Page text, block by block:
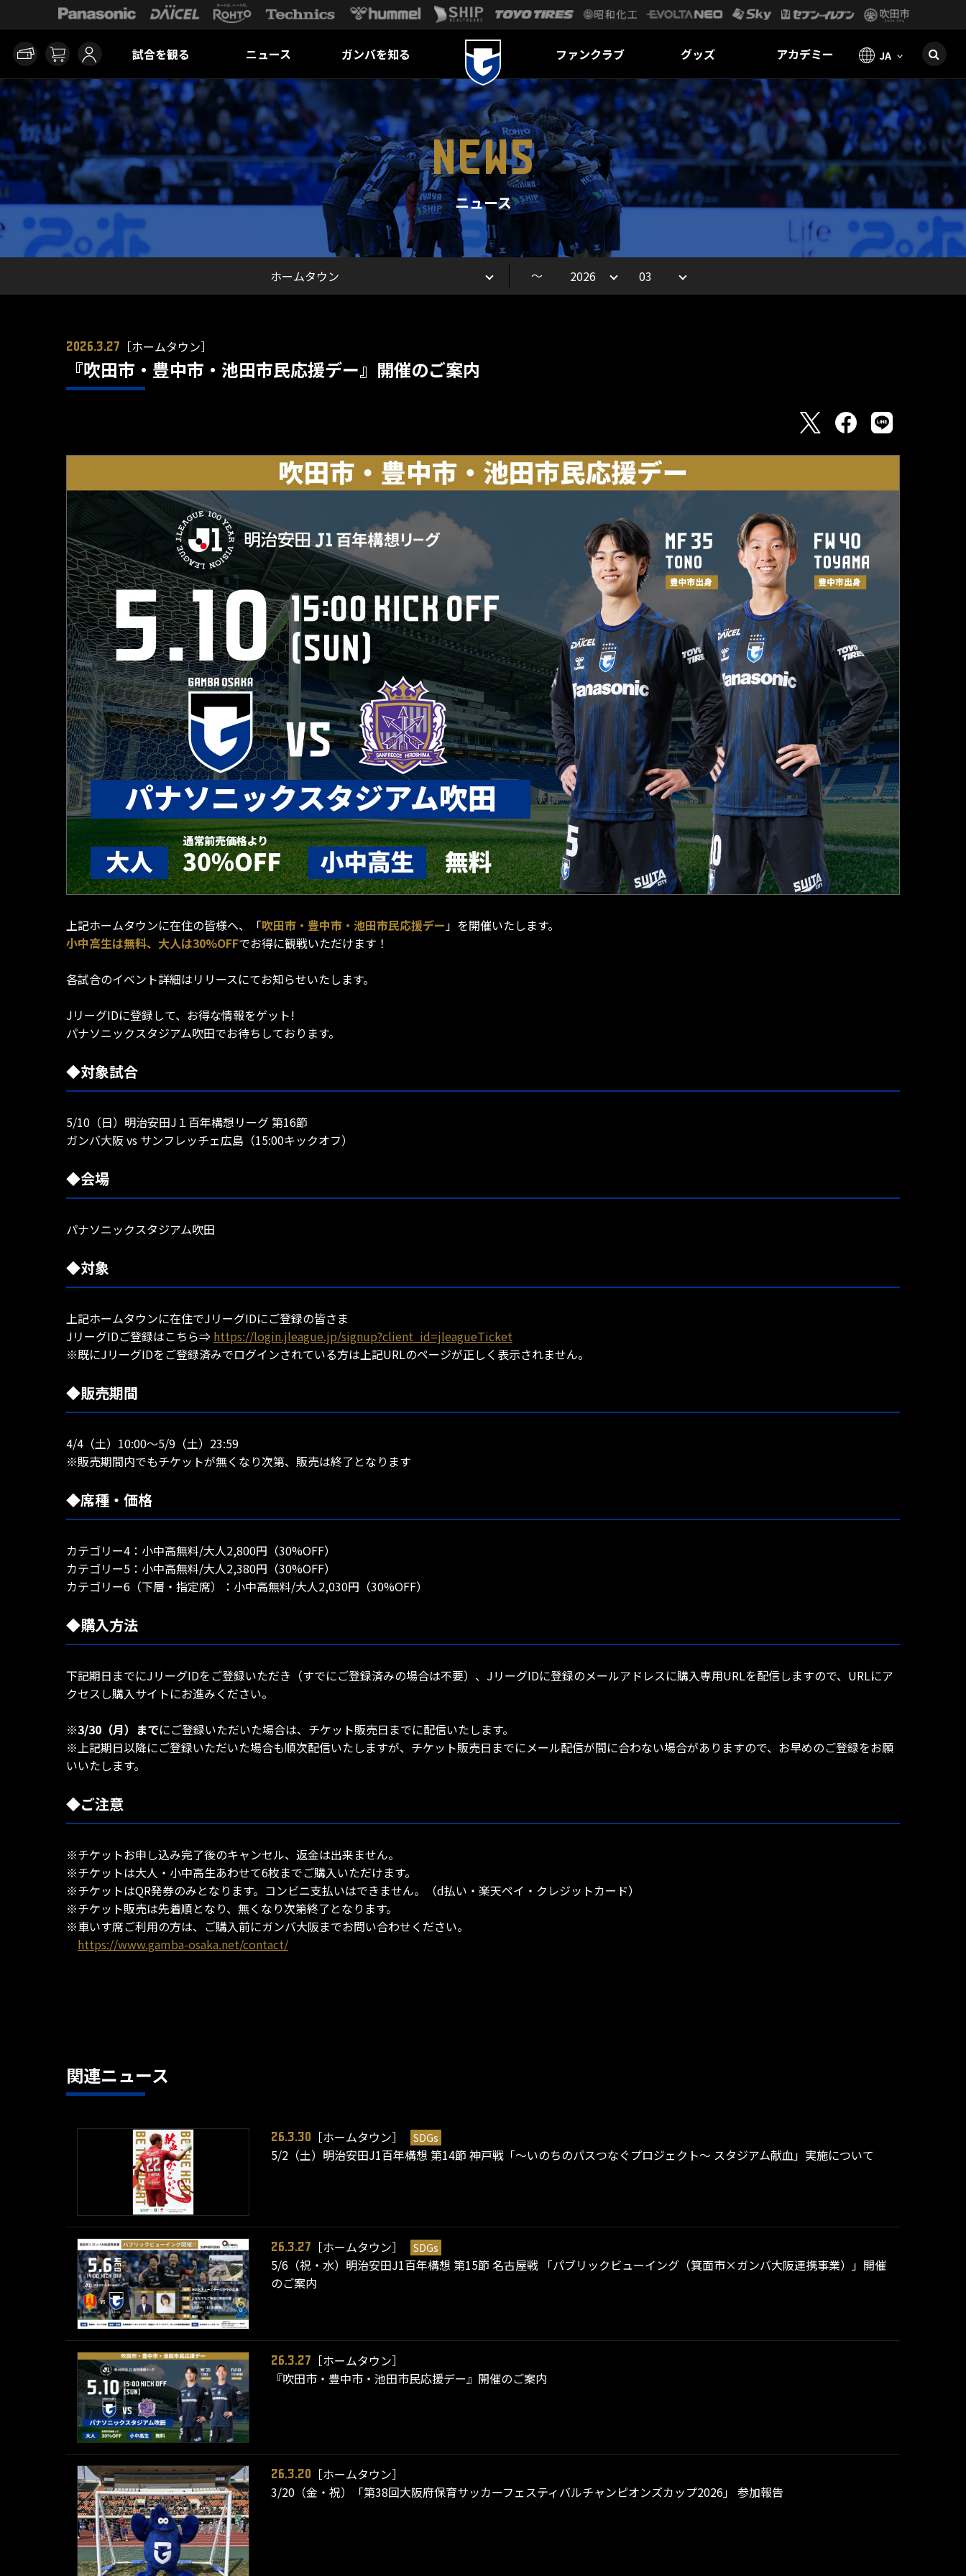
試合を観る ニュース ガンバを知る ファンクラブ グッズ アカデミー JA
NEWS
ニュース
～
2026.3.27 ［ホームタウン］
『吹田市・豊中市・池田市民応援デー』開催のご案内
上記ホームタウンに在住の皆様へ、「吹田市・豊中市・池田市民応援デー」を開催いたします。
小中高生は無料、大人は30%OFFでお得に観戦いただけます！
各試合のイベント詳細はリリースにてお知らせいたします。
JリーグIDに登録して、お得な情報をゲット!
パナソニックスタジアム吹田でお待ちしております。
◆対象試合
5/10（日）明治安田J１百年構想リーグ 第16節
ガンバ大阪 vs サンフレッチェ広島（15:00キックオフ）
◆会場
パナソニックスタジアム吹田
◆対象
上記ホームタウンに在住でJリーグIDにご登録の皆さま
JリーグIDご登録はこちら⇒ https://login.jleague.jp/signup?client_id=jleagueTicket
※既にJリーグIDをご登録済みでログインされている方は上記URLのページが正しく表示されません。
◆販売期間
4/4（土）10:00～5/9（土）23:59
※販売期間内でもチケットが無くなり次第、販売は終了となります
◆席種・価格
カテゴリー4：小中高無料/大人2,800円（30%OFF）
カテゴリー5：小中高無料/大人2,380円（30%OFF）
カテゴリー6（下層・指定席）：小中高無料/大人2,030円（30%OFF）
◆購入方法
下記期日までにJリーグIDをご登録いただき（すでにご登録済みの場合は不要）、JリーグIDに登録のメールアドレスに購入専用URLを配信しますので、URLにア
クセスし購入サイトにお進みください。
※3/30（月）までにご登録いただいた場合は、チケット販売日までに配信いたします。
※上記期日以降にご登録いただいた場合も順次配信いたしますが、チケット販売日までにメール配信が間に合わない場合がありますので、お早めのご登録をお願
いいたします。
◆ご注意
※チケットお申し込み完了後のキャンセル、返金は出来ません。
※チケットは大人・小中高生あわせて6枚までご購入いただけます。
※チケットはQR発券のみとなります。コンビニ支払いはできません。（d払い・楽天ペイ・クレジットカード）
※チケット販売は先着順となり、無くなり次第終了となります。
※車いす席ご利用の方は、ご購入前にガンバ大阪までお問い合わせください。
https://www.gamba-osaka.net/contact/
関連ニュース
26.3.30 ［ホームタウン］ SDGs
5/2（土）明治安田J1百年構想 第14節 神戸戦「～いのちのパスつなぐプロジェクト～ スタジアム献血」実施について
26.3.27 ［ホームタウン］ SDGs
5/6（祝・水）明治安田J1百年構想 第15節 名古屋戦 「パブリックビューイング（箕面市×ガンバ大阪連携事業）」開催
のご案内
26.3.27
［ホームタウン］
『吹田市・豊中市・池田市民応援デー』開催のご案内
26.3.20
［ホームタウン］
3/20（金・祝）「第38回大阪府保育サッカーフェスティバルチャンピオンズカップ2026」 参加報告